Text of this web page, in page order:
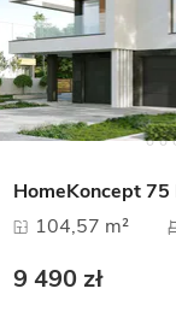
HomeKoncept 75
104,57 m²
9 490 zł